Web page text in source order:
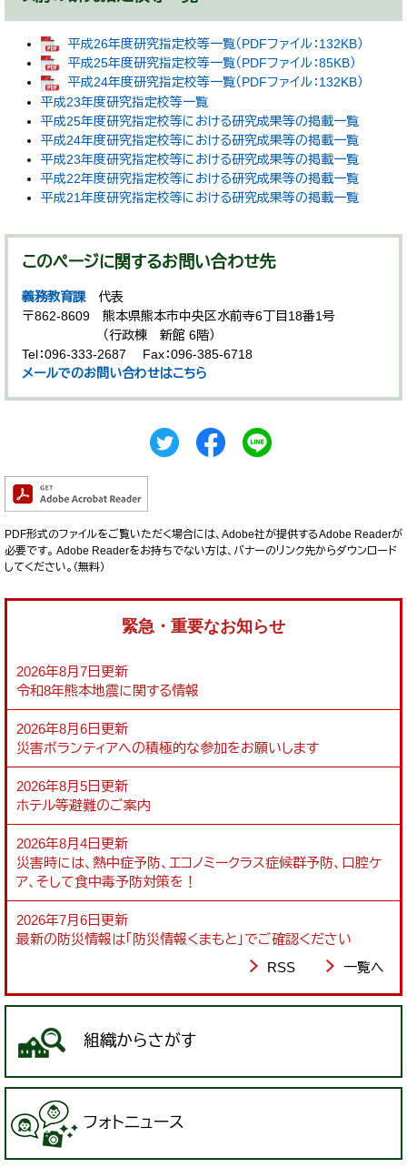
平成26年度研究指定校等一覧（PDFファイル：132KB）
平成25年度研究指定校等一覧（PDFファイル：85KB）
平成24年度研究指定校等一覧（PDFファイル：132KB）
平成23年度研究指定校等一覧
平成25年度研究指定校等における研究成果等の掲載一覧
平成24年度研究指定校等における研究成果等の掲載一覧
平成23年度研究指定校等における研究成果等の掲載一覧
平成22年度研究指定校等における研究成果等の掲載一覧
平成21年度研究指定校等における研究成果等の掲載一覧
このページに関するお問い合わせ先
義務教育課
代表
〒862-8609
熊本県熊本市中央区水前寺6丁目18番1号
（行政棟 新館 6階）
Tel：096-333-2687
Fax：096-385-6718
メールでのお問い合わせはこちら
PDF形式のファイルをご覧いただく場合には、Adobe社が提供するAdobe Readerが
必要です。 Adobe Readerをお持ちでない方は、バナーのリンク先からダウンロード
してください。（無料）
緊急・重要なお知らせ
2026年8月7日更新
令和8年熊本地震に関する情報
2026年8月6日更新
災害ボランティアへの積極的な参加をお願いします
2026年8月5日更新
ホテル等避難のご案内
2026年8月4日更新
災害時には、熱中症予防、エコノミークラス症候群予防、口腔ケ
ア、そして食中毒予防対策を！
2026年7月6日更新
最新の防災情報は「防災情報くまもと」でご確認ください
RSS
一覧へ
組織からさがす
フォトニュース